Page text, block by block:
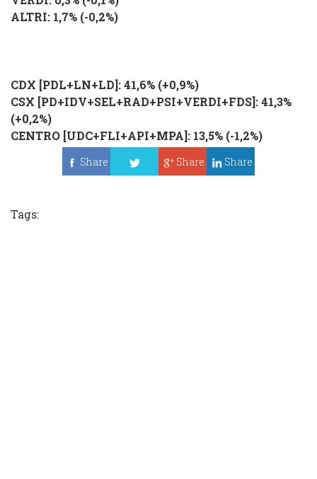
ALTRI: 1,7% (-0,2%)
CDX [PDL+LN+LD]: 41,6% (+0,9%)
CSX [PD+IDV+SEL+RAD+PSI+VERDI+FDS]: 41,3%
(+0,2%)
CENTRO [UDC+FLI+API+MPA]: 13,5% (-1,2%)
Share
Share Share
Tags: